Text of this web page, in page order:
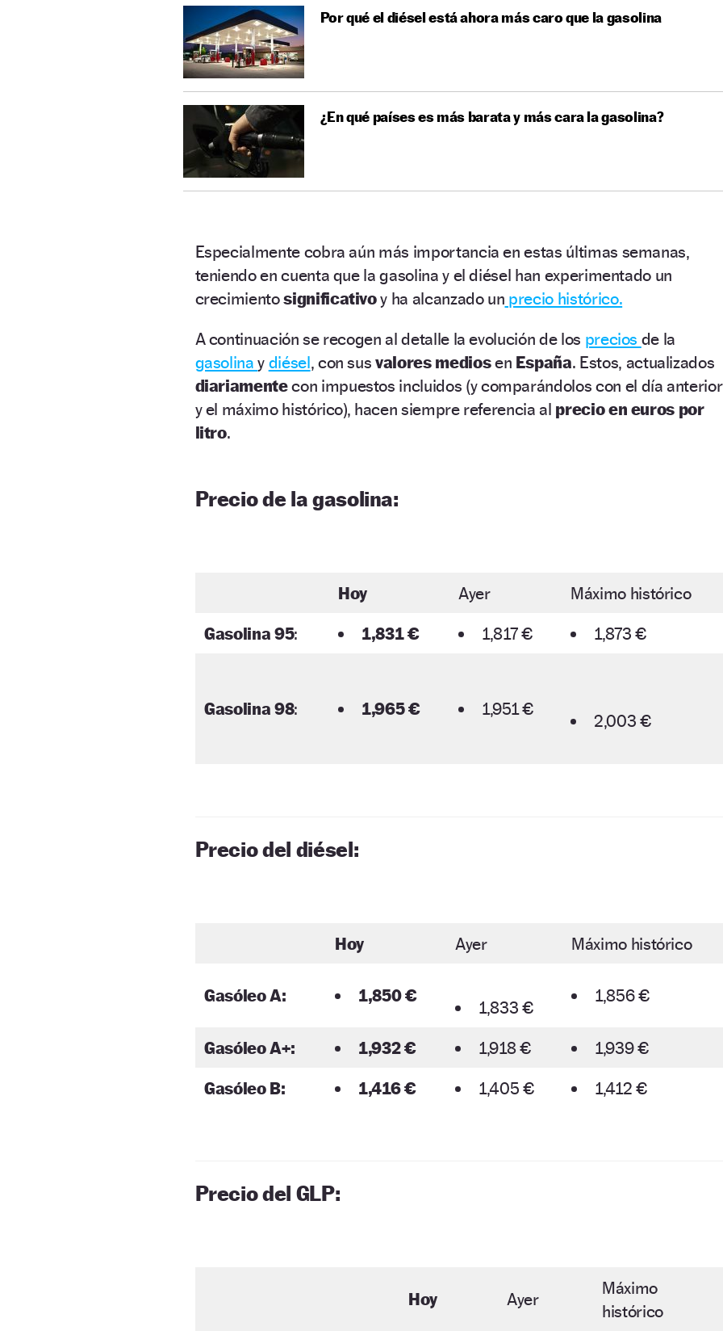
Por qué el diésel está ahora más caro que la gasolina
¿En qué países es más barata y más cara la gasolina?
Especialmente cobra aún más importancia en estas últimas semanas,
teniendo en cuenta que la gasolina y el diésel han experimentado un
crecimientosignificativoy ha alcanzado un precio histórico.
A continuación se recogen al detalle la evolución de los precios de la
gasolinay diésel, con susvalores mediosen España. Estos, actualizados
diariamentecon impuestos incluidos (y comparándolos con el día anterior
y el máximo histórico), hacen siempre referencia al precio en euros por
litro.
Precio de la gasolina:
Hoy Ayer
Máximo histórico
Gasolina 95: 1,831 € 1,817 € 1,873 €
Gasolina 98: 1,965 € 1,951 €
2,003 €
Precio del diésel:
Hoy Ayer Máximo histórico
Gasóleo A: 1,850 €
1,833 €
1,856 €
Gasóleo A+: 1,932 € 1,918 €
1,939 €
Gasóleo B:
1,416 € 1,405 € 1,412 €
Precio del GLP:
Hoy Ayer
Máximo
histórico